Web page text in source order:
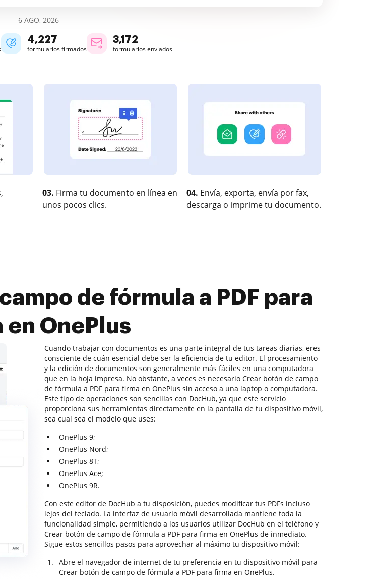
6 AGO, 2026
4,227
formularios firmados
3,172
formularios enviados
03. Firma tu documento en línea en
unos pocos clics.
04. Envía, exporta, envía por fax,
descarga o imprime tu documento.
de fórmula a PDF para
en OnePlus
Cuando trabajar con documentos es una parte integral de tus tareas diarias, eres
consciente de cuán esencial debe ser la eficiencia de tu editor. El procesamiento
y la edición de documentos son generalmente más fáciles en una computadora
que en la hoja impresa. No obstante, a veces es necesario Crear botón de campo
de fórmula a PDF para firma en OnePlus sin acceso a una laptop o computadora.
Este tipo de operaciones son sencillas con DocHub, ya que este servicio
proporciona sus herramientas directamente en la pantalla de tu dispositivo móvil,
sea cual sea el modelo que uses:
OnePlus 9;
OnePlus Nord;
OnePlus 8T;
OnePlus Ace;
OnePlus 9R.
Con este editor de DocHub a tu disposición, puedes modificar tus PDFs incluso
lejos del teclado. La interfaz de usuario móvil desarrollada mantiene toda la
funcionalidad simple, permitiendo a los usuarios utilizar DocHub en el teléfono y
Crear botón de campo de fórmula a PDF para firma en OnePlus de inmediato.
Sigue estos sencillos pasos para aprovechar al máximo tu dispositivo móvil:
Abre el navegador de internet de tu preferencia en tu dispositivo móvil para
Crear botón de campo de fórmula a PDF para firma en OnePlus.